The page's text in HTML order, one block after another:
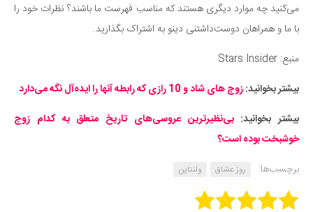
می‌کنید چه موارد دیگری هستند که مناسب فهرست ما باشند؟ نظرات خود را
با ما و همراهان دوست‌داشتنی دینو به اشتراک بگذارید.
منبع: Stars Insider
بیشتر بخوانید:زوج های شاد و 10 رازی که رابطه آنها را ایده‌آل نگه می‌دارد
بیشتر بخوانید:بی‌نظیرترین عروسی‌های تاریخ متعلق به کدام زوج
خوشبخت بوده است؟
برچسب‌ها:
روز عشاق ولنتاین
Rate this item: